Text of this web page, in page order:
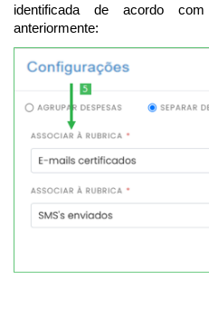
identificada de acordo
anteriormente: